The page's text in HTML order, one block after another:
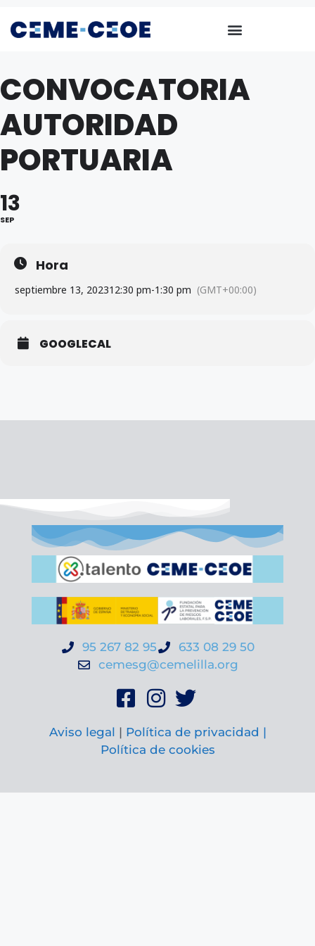
CONVOCATORIA
AUTORIDAD
PORTUARIA
13
SEP
Hora
septiembre 13, 202312:30 pm-1:30 pm (GMT+00:00)
GOOGLECAL
95 267 82 95
633 08 29 50
cemesg@cemelilla.org
Aviso legal | Política de privacidad |
Política de cookies